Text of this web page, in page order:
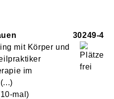
30249-4
mit Körper und
im
mal)